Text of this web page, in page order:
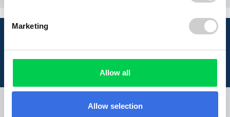
Marketing
Allow all
Allow selection
Infos zu Abfällen, die Ihr Containerdienst
Wählen Sie Ihre Abfallart